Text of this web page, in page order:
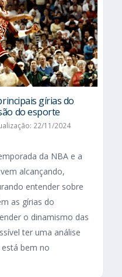
gírias do
do esporte
22/11/2024
da NBA e a
alcançando,
entender sobre
as gírias do
o dinamismo das
ter uma análise
bem no